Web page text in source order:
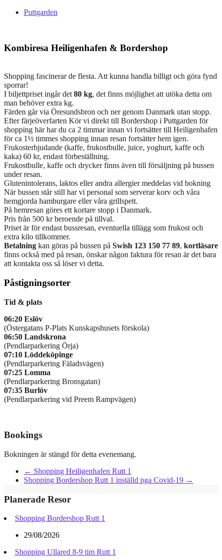
Puttgarden
Kombiresa Heiligenhafen & Bordershop
Shopping fascinerar de flesta. Att kunna handla billigt och göra fynd
sporrar!
I biljettpriset ingår det 80 kg, det finns möjlighet att utöka detta om
man behöver extra kg.
Färden går via Öresundsbron och ner genom Danmark utan stopp.
Efter färjeöverfarten Kör vi direkt till Bordershop i Puttgarden för
shopping här har du ca 2 timmar innan vi fortsätter till Heiligenhafen
för ca 1½ timmes shopping innan resan fortsätter hem igen.
Frukosterbjudande (kaffe, frukostbulle, juice, yoghurt, kaffe och
kaka) 60 kr, endast förbeställning.
Frukostbulle, kaffe och drycker finns även till försäljning på bussen
under resan.
Glutenintolerans, laktos eller andra allergier meddelas vid bokning
När bussen står still har vi personal som serverar korv och våra
hemgjorda hamburgare eller våra grillspett.
På hemresan göres ett kortare stopp i Danmark.
Pris från 500 kr beroende på tillval.
Priset är för endast bussresan, eventuella tillägg som frukost och
extra kilo tillkommer.
Betalning kan göras på bussen på Swish 123 150 77 89, kortläsare
finns också med på resan, önskar någon faktura för resan är det bara
att kontakta oss så löser vi detta.
Påstigningsorter
Tid & plats
06:20 Eslöv
(Östergatans P-Plats Kunskapshusets förskola)
06:50 Landskrona
(Pendlarparkering Örja)
07:10 Löddeköpinge
(Pendlarparkering Fäladsvägen)
07:25 Lomma
(Pendlarparkering Bronsgatan)
07:35 Burlöv
(Pendlarparkering vid Preem Rampvägen)
Bookings
Bokningen är stängd för detta evenemang.
← Shopping Heiligenhafen Rutt 1
Shopping Bordershop Rutt 1 inställd pga Covid-19 →
Planerade Resor
Shopping Bordershop Rutt 1
29/08/2026
Shopping Ullared 8-9 tim Rutt 1